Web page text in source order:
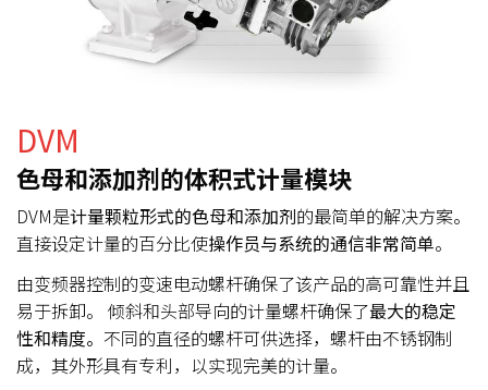
DVM
色母和添加剂的体积式计量模块
DVM是计量颗粒形式的色母和添加剂的最简单的解决方案。
直接设定计量的百分比使操作员与系统的通信非常简单。
由变频器控制的变速电动螺杆确保了该产品的高可靠性并且
易于拆卸。 倾斜和头部导向的计量螺杆确保了最大的稳定
性和精度。 不同的直径的螺杆可供选择，螺杆由不锈钢制
成，其外形具有专利，以实现完美的计量。